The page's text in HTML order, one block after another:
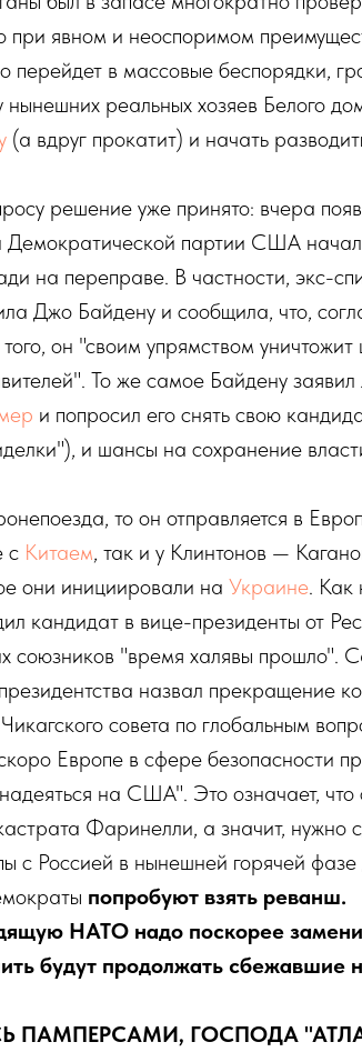
при явном и неоспоримом
перейдет в массовые беспорядки,
нынешних реальных хозяев Белого
(а вдруг прокатит) и начать
решение уже принято: вчера
Демократической партии США
на переправе. В частности, экс-
Джо Байдену и сообщила, что,
того, он "своим упрямством
То же самое Байдену
и попросил его снять свою
и шансы на сохранение
то он отправляется в
с Китаем, так и у Клинтонов —
они инициировали на Украине. Как
кандидат в вице-президенты от
союзников "время халявы прошло".
президентства назвал прекращение
совета по глобальным
Европе в сфере безопасности
на США". Это означает,
Фаринелли, а значит, нужно
с Россией в нынешней горячей
попробуют взять реванш.
НАТО надо поскорее
будут продолжать сбежавшие
ПАМПЕРСАМИ, ГОСПОДА